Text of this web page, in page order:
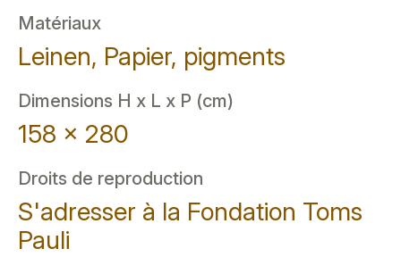
Matériaux
Leinen, Papier, pigments
Dimensions H x L x P (cm)
158 x 280
Droits de reproduction
S'adresser à la Fondation Toms
Pauli